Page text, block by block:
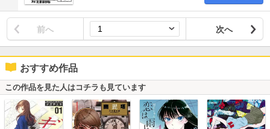
前へ 次へ
おすすめ作品
この作品を見た人はコチラも見ています